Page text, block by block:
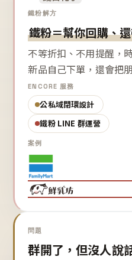
鐵粉解方
鐵粉＝幫你回購、
不等折扣、不用提醒，
新品自己下單，還會把
ENCORE 服務
公私域閉環設計
鐵粉 LINE 群運營
案例
問題
群開了，但沒人說